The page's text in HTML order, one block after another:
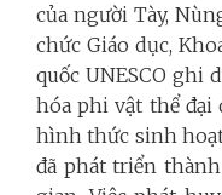
của người Tày,
chức Giáo dục,
quốc UNESCO ghi
hóa phi vật thể đại
hình thức sinh
đã phát triển